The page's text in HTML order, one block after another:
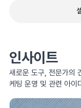
인사이트
새로운 도구, 전문가의
케팅 운영 및 관련 아이